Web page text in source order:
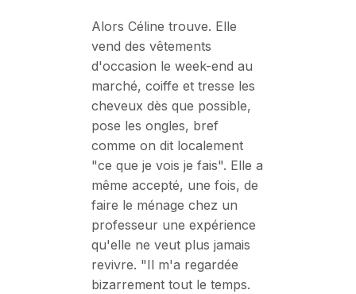
Alors Céline trouve. Elle
vend des vêtements
d'occasion le week-end au
marché, coiffe et tresse les
cheveux dès que possible,
pose les ongles, bref
comme on dit localement
"ce que je vois je fais". Elle a
même accepté, une fois, de
faire le ménage chez un
professeur une expérience
qu'elle ne veut plus jamais
revivre. "Il m'a regardée
bizarrement tout le temps.